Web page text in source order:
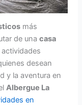
más
de una casa
actividades
desean
y la aventura en
Albergue La
en